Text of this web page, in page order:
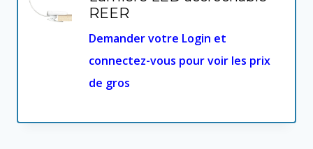
REER
Demander votre Login et
connectez-vous pour voir les prix
de gros